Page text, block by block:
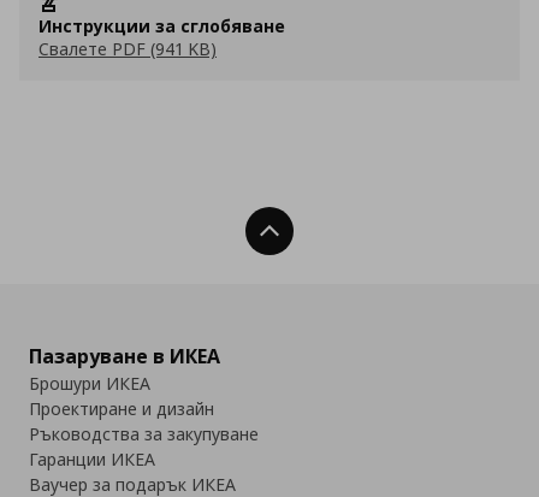
Инструкции за сглобяване
Свалете PDF (941 KB)
Нагоре
Пазаруване в ИКЕА
Брошури ИКЕА
Проектиране и дизайн
Ръководства за закупуване
Гаранции ИКЕА
Ваучер за подарък ИКЕА